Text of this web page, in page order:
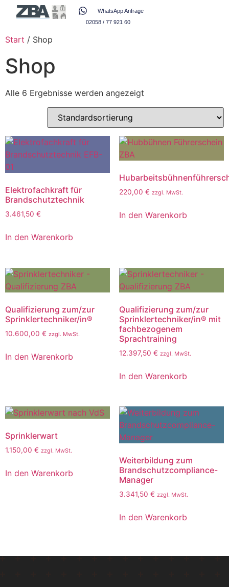
WhatsApp Anfrage
02058 / 77 921 60
Start / Shop
Shop
Alle 6 Ergebnisse werden angezeigt
Elektrofachkraft für
Brandschutztechnik
3.461,50 €
In den Warenkorb
220,00 € zzgl. MwSt.
In den Warenkorb
Qualifizierung zum/zur
Sprinklertechniker/in®
10.600,00 € zzgl. MwSt.
In den Warenkorb
Qualifizierung zum/zur
Sprinklertechniker/in® mit
fachbezogenem
Sprachtraining
12.397,50 € zzgl. MwSt.
In den Warenkorb
Sprinklerwart
1.150,00 € zzgl. MwSt.
In den Warenkorb
Weiterbildung zum
Brandschutzcompliance-
Manager
3.341,50 € zzgl. MwSt.
In den Warenkorb